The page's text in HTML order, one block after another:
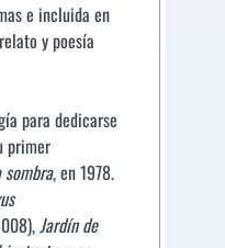
e incluida en
y poesía
para dedicarse
primer
, en 1978.
Jardín de